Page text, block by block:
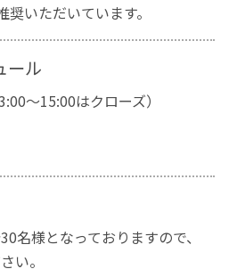
いただいています。
ール
～15:00はクローズ）
名様となっておりますので、
い。